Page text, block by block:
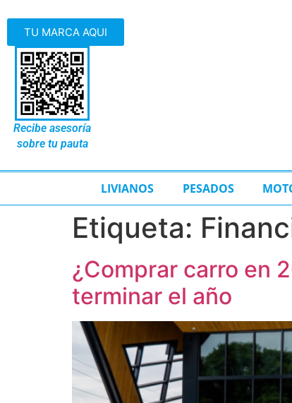
TU MARCA AQUI
Recibe asesoría
sobre tu pauta
LIVIANOS PESADOS
Etiqueta:
¿Comprar carro en
terminar el año